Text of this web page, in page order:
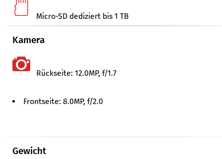
Micro-SD dediziert bis 1 TB
Kamera
Rückseite: 12.0MP, f/​1.7
Frontseite: 8.0MP, f/​2.0
Gewicht